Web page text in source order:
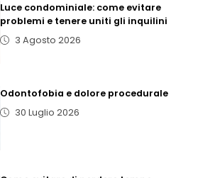
Luce condominiale: come evitare
problemi e tenere uniti gli inquilini
3 Agosto 2026
Odontofobia e dolore procedurale
30 Luglio 2026